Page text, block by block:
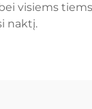
visiems
naktį.